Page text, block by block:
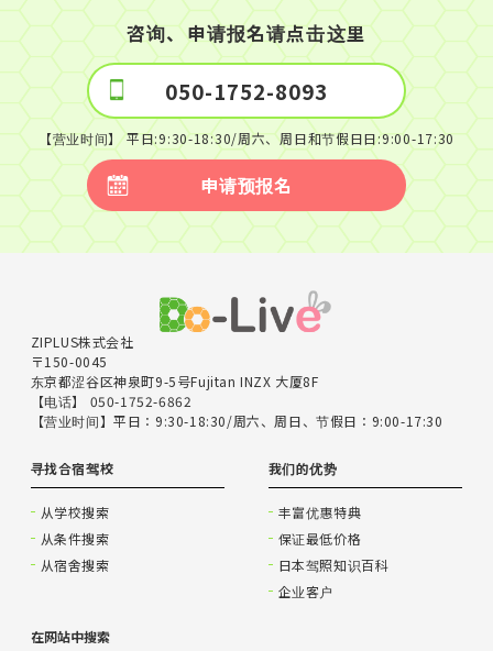
咨询、申请报名请点击这里
050-1752-8093
【营业时间】 平日:9:30-18:30/周六、周日和节假日日:9:00-17:30
申请预报名
ZIPLUS株式会社
〒150-0045
东京都涩谷区神泉町9-5号Fujitan INZX 大厦8F
【电话】 050-1752-6862
【营业时间】平日：9:30-18:30/周六、周日、节假日：9:00-17:30
寻找合宿驾校
从学校搜索
从条件搜索
从宿舍搜索
我们的优势
丰富优惠特典
保证最低价格
日本驾照知识百科
企业客户
在网站中搜索